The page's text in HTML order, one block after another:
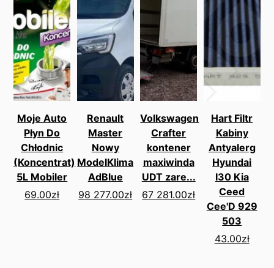
Moje Auto
Płyn Do
Chłodnic
(Koncentrat)
5L Mobiler
69.00zł
Renault
Master
Nowy
ModelKlima
AdBlue
98 277.00zł
Volkswagen
Crafter
kontener
maxiwinda
UDT zare...
67 281.00zł
Hart Filtr
Kabiny
Antyalerg
Hyundai
I30 Kia
Ceed
Cee'D 929
503
43.00zł